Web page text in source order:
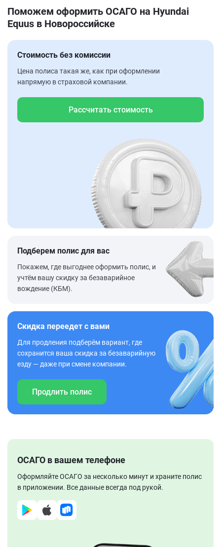
Поможем оформить ОСАГО на Hyundai
Equus в Новороссийске
Стоимость без комиссии
Цена полиса такая же, как при оформлении
напрямую в страховой компании.
Рассчитать стоимость
Подберем полис для вас
Покажем, где выгоднее оформить полис, и
учтём вашу скидку за безаварийное
вождение (КБМ).
Скидка переедет с вами
Для продления подберём вариант, где
сохранится ваша скидка за безаварийную
езду — даже при смене компании.
Продлить полис
ОСАГО в вашем телефоне
Оформляйте ОСАГО за несколько минут и храните полис
в приложении. Все данные всегда под рукой.